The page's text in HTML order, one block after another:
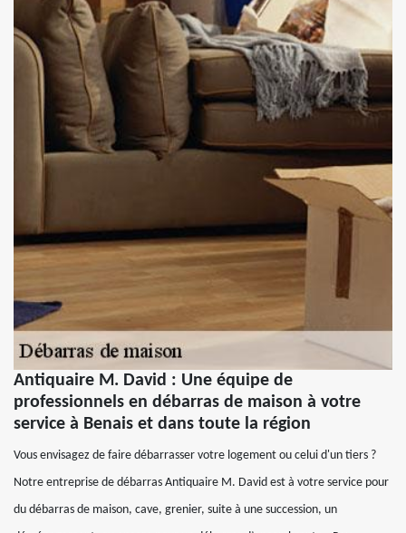
Antiquaire M. David : Une équipe de
professionnels en débarras de maison à votre
service à Benais et dans toute la région
Vous envisagez de faire débarrasser votre logement ou celui d'un tiers ?
Notre entreprise de débarras Antiquaire M. David est à votre service pour
du débarras de maison, cave, grenier, suite à une succession, un